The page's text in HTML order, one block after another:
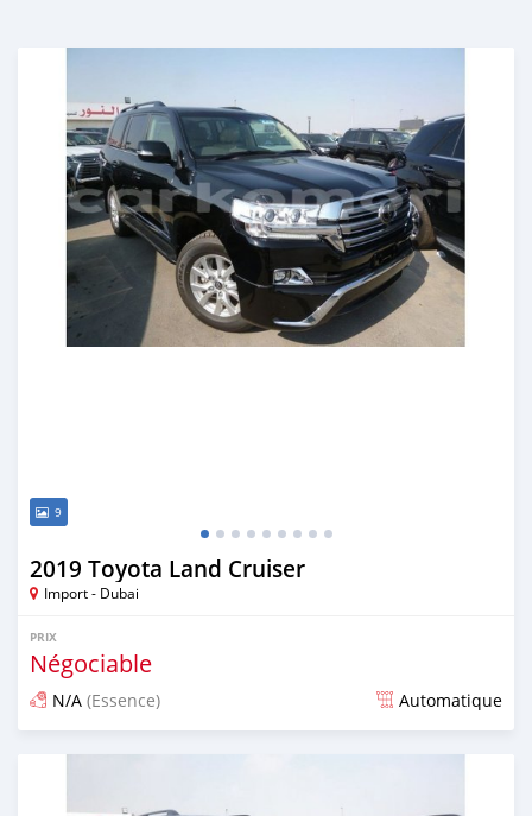
9
2019 Toyota Land Cruiser
Import - Dubai
PRIX
Négociable
N/A (Essence) Automatique
Publié il y a plus de 6 ans